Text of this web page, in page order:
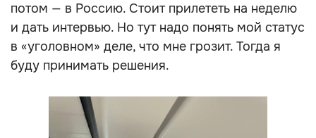
потом — в Россию. Стоит прилететь на неделю
и дать интервью. Но тут надо понять мой статус
в «уголовном» деле, что мне грозит. Тогда я
буду принимать решения.